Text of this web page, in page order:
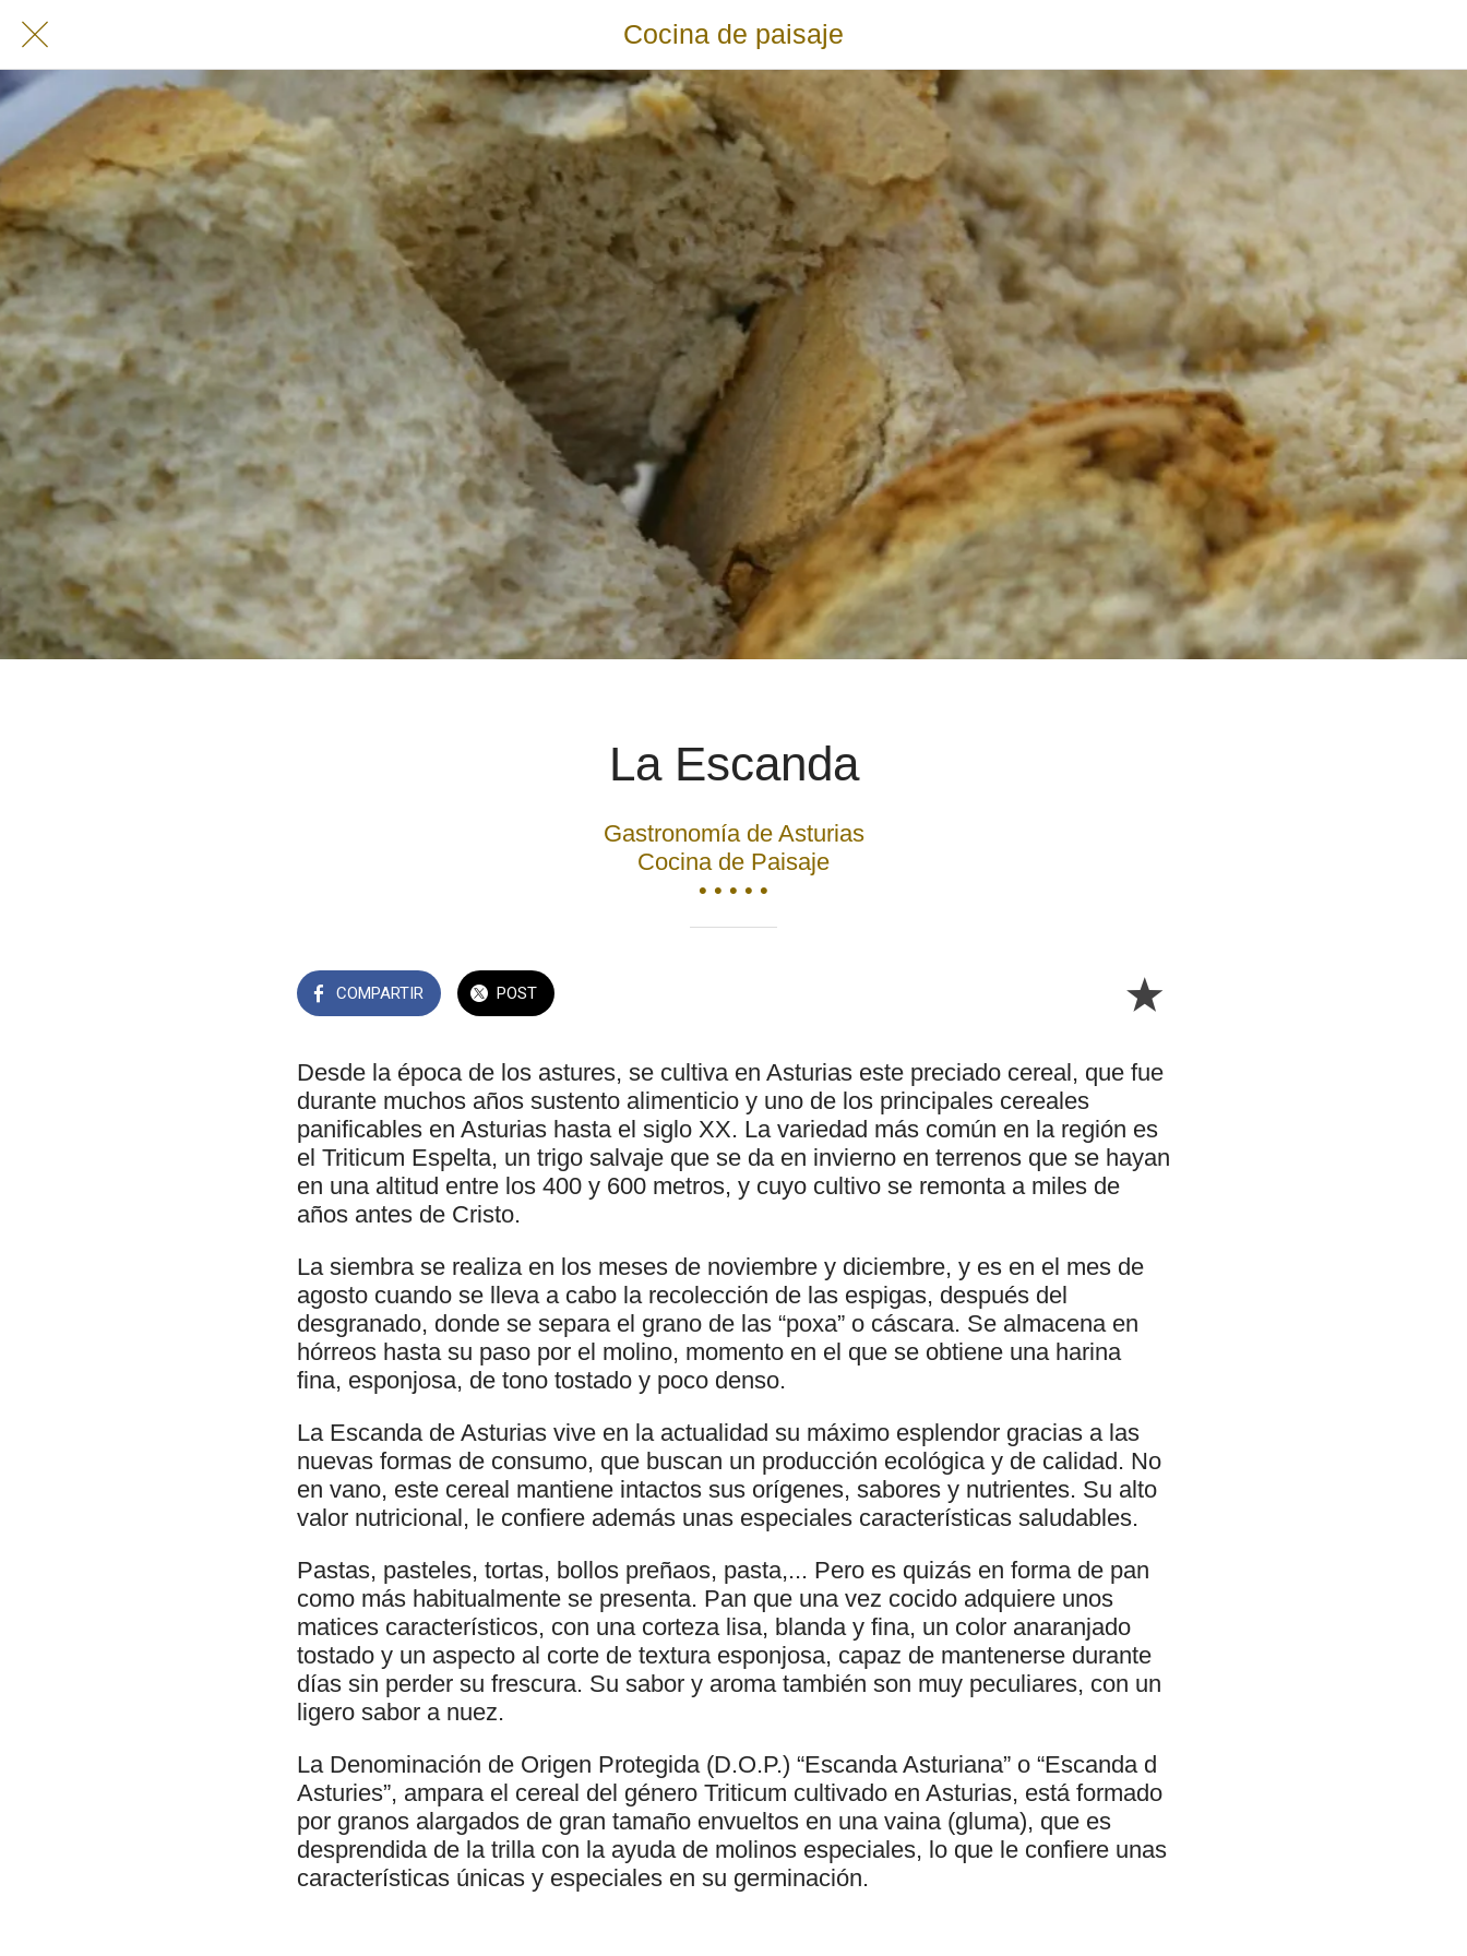
Cocina de paisaje
La Escanda
Gastronomía de Asturias
Cocina de Paisaje
• • • • •
COMPARTIR POST
Desde la época de los astures, se cultiva en Asturias este preciado cereal, que fue
durante muchos años sustento alimenticio y uno de los principales cereales
panificables en Asturias hasta el siglo XX. La variedad más común en la región es
el Triticum Espelta, un trigo salvaje que se da en invierno en terrenos que se hayan
en una altitud entre los 400 y 600 metros, y cuyo cultivo se remonta a miles de
años antes de Cristo.
La siembra se realiza en los meses de noviembre y diciembre, y es en el mes de
agosto cuando se lleva a cabo la recolección de las espigas, después del
desgranado, donde se separa el grano de las “poxa” o cáscara. Se almacena en
hórreos hasta su paso por el molino, momento en el que se obtiene una harina
fina, esponjosa, de tono tostado y poco denso.
La Escanda de Asturias vive en la actualidad su máximo esplendor gracias a las
nuevas formas de consumo, que buscan un producción ecológica y de calidad. No
en vano, este cereal mantiene intactos sus orígenes, sabores y nutrientes. Su alto
valor nutricional, le confiere además unas especiales características saludables.
Pastas, pasteles, tortas, bollos preñaos, pasta,... Pero es quizás en forma de pan
como más habitualmente se presenta. Pan que una vez cocido adquiere unos
matices característicos, con una corteza lisa, blanda y fina, un color anaranjado
tostado y un aspecto al corte de textura esponjosa, capaz de mantenerse durante
días sin perder su frescura. Su sabor y aroma también son muy peculiares, con un
ligero sabor a nuez.
La Denominación de Origen Protegida (D.O.P.) “Escanda Asturiana” o “Escanda d
Asturies”, ampara el cereal del género Triticum cultivado en Asturias, está formado
por granos alargados de gran tamaño envueltos en una vaina (gluma), que es
desprendida de la trilla con la ayuda de molinos especiales, lo que le confiere unas
características únicas y especiales en su germinación.